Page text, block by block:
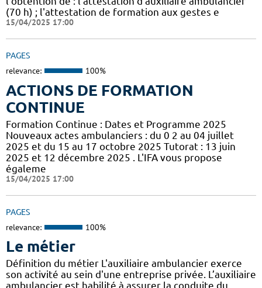
(70 h) ; l'attestation de formation aux gestes e
15/04/2025 17:00
PAGES
relevance: 100%
ACTIONS DE FORMATION
CONTINUE
Formation Continue : Dates et Programme 2025
Nouveaux actes ambulanciers : du 0 2 au 04 juillet
2025 et du 15 au 17 octobre 2025 Tutorat : 13 juin
2025 et 12 décembre 2025 . L'IFA vous propose
égaleme
15/04/2025 17:00
PAGES
relevance: 100%
Le métier
Définition du métier L'auxiliaire ambulancier exerce
son activité au sein d'une entreprise privée. L’auxiliaire
ambulancier est habilité à assurer la conduite du